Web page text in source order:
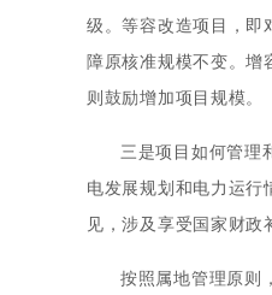
级。等容改造项目，即
障原核准规模不变。增
则鼓励增加项目规模。
三是项目如何管理
电发展规划和电力运行
见，涉及享受国家财政
按照属地管理原则